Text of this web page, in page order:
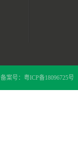
备案号： 粤ICP备18096725号